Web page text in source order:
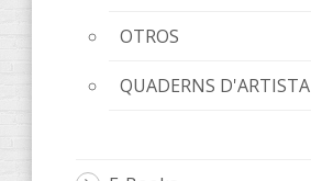
OTROS
QUADERNS D'ARTISTA